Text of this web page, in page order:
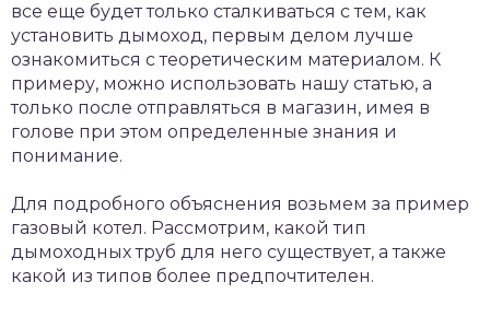
все еще будет только сталкиваться с тем, как
установить дымоход, первым делом лучше
ознакомиться с теоретическим материалом. К
примеру, можно использовать нашу статью, а
только после отправляться в магазин, имея в
голове при этом определенные знания и
понимание.
Для подробного объяснения возьмем за пример
газовый котел. Рассмотрим, какой тип
дымоходных труб для него существует, а также
какой из типов более предпочтителен.